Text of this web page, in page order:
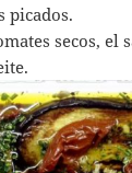
picados.
secos, el